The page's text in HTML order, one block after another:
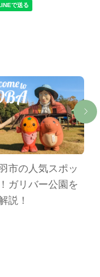
市の人気スポッ
ガリバー公園を
説！